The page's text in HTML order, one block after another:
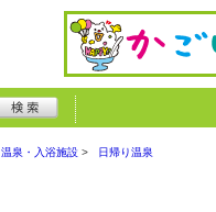
温泉・入浴施設 日帰り温泉